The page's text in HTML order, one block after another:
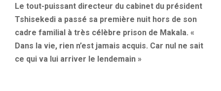
Le tout-puissant directeur du cabinet du président
Tshisekedi a passé sa première nuit hors de son
cadre familial à très célèbre prison de Makala. «
Dans la vie, rien n’est jamais acquis. Car nul ne sait
ce qui va lui arriver le lendemain »